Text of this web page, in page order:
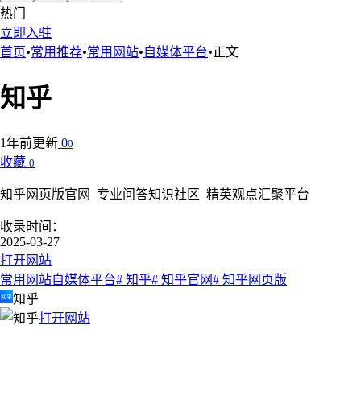
热门
立即入驻
首页•常用推荐•常用网站•自媒体平台•正文
知乎
1年前更新 00
收藏 0
知乎网页版官网_专业问答知识社区_精英观点汇聚平台
收录时间：
2025-03-27
打开网站
常用网站自媒体平台# 知乎# 知乎官网# 知乎网页版
知乎
打开网站